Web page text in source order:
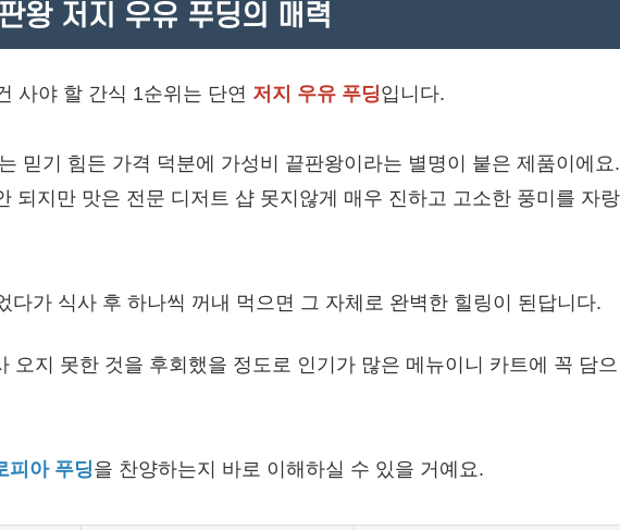
왕 저지 우유 푸딩의 매력
사야 할 간식 1순위는 단연 저지 우유 푸딩입니다.
믿기 힘든 가격 덕분에 가성비 끝판왕이라는 별명이 붙은 제품이에요.
되지만 맛은 전문 디저트 샵 못지않게 매우 진하고 고소한 풍미를 자랑
다가 식사 후 하나씩 꺼내 먹으면 그 자체로 완벽한 힐링이 된답니다.
오지 못한 것을 후회했을 정도로 인기가 많은 메뉴이니 카트에 꼭 담으
피아 푸딩을 찬양하는지 바로 이해하실 수 있을 거예요.